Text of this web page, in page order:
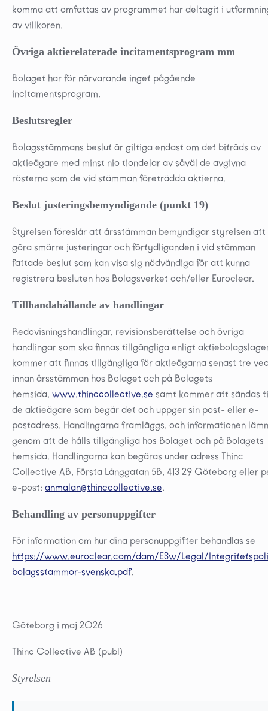
komma att omfattas av programmet har deltagit i
av villkoren.
Övriga aktierelaterade incitamentsprogram mm
Bolaget har för närvarande inget pågående
incitamentsprogram.
Beslutsregler
Bolagsstämmans beslut är giltiga endast om det biträds av
aktieägare med minst nio tiondelar av såväl de avgivna
rösterna som de vid stämman företrädda aktierna.
Beslut justeringsbemyndigande (punkt 19)
Styrelsen föreslår att årsstämman bemyndigar styrelsen att
göra smärre justeringar och förtydliganden i vid stämman
fattade beslut som kan visa sig nödvändiga för att kunna
registrera besluten hos Bolagsverket och/eller Euroclear.
Tillhandahållande av handlingar
Redovisningshandlingar, revisionsberättelse och övriga
handlingar som ska finnas tillgängliga enligt
kommer att finnas tillgängliga för aktieägarna senast tre
innan årsstämman hos Bolaget och på Bolagets
hemsida, www.thinccollective.se samt kommer att sändas
de aktieägare som begär det och uppger sin post- eller e-
postadress. Handlingarna framläggs, och informationen
genom att de hålls tillgängliga hos Bolaget och på Bolagets
hemsida. Handlingarna kan begäras under adress Thinc
Collective AB, Första Långgatan 5B, 413 29 Göteborg eller
e-post: anmalan@thinccollective.se.
Behandling av personuppgifter
För information om hur dina personuppgifter behandlas se
https://www.euroclear.com/dam/ESw/Legal/
bolagsstammor-svenska.pdf.
Göteborg i maj 2026
Thinc Collective AB (publ)
Styrelsen